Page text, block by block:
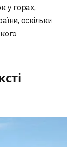
у горах,
оскільки